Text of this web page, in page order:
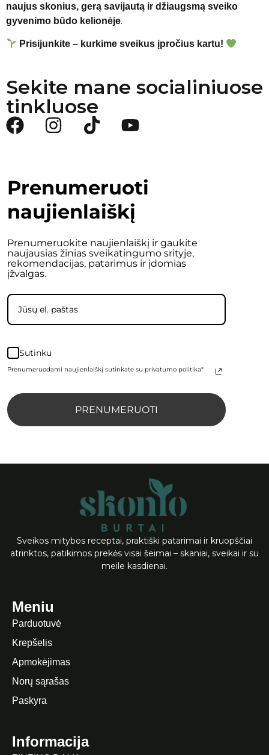
naujus skonius, gerą savijautą ir džiaugsmą sveiko
gyvenimo būdo kelionėje.
Prisijunkite – kurkime sveikus įpročius kartu!
Sekite mane socialiniuose
tinkluose
Prenumeruoti
naujienlaiškį
Prenumeruokite naujienlaiškį ir gaukite
naujausias žinias sveikatingumo srityje,
rekomendacijas, patarimus ir įdomias
įžvalgas.
Sutinku
Prenumeruodami naujienlaiškį sutinkate su privatumo politika*
PRENUMERUOTI
Sveikos mitybos receptai, praktiški patarimai ir kruopščiai
atrinktos, patikimos prekės visai šeimai – skaniai, sveikai ir su
meile kasdienai.
Meniu
Parduotuvė
Krepšelis
Apmokėjimas
Norų sąrašas
Paskyra
Informacija